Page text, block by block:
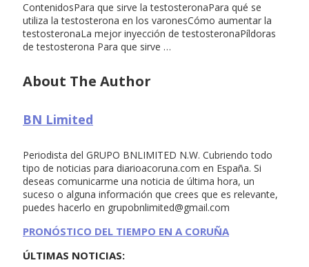
ContenidosPara que sirve la testosteronaPara qué se
utiliza la testosterona en los varonesCómo aumentar la
testosteronaLa mejor inyección de testosteronaPíldoras
de testosterona Para que sirve …
About The Author
BN Limited
Periodista del GRUPO BNLIMITED N.W. Cubriendo todo
tipo de noticias para diarioacoruna.com en España. Si
deseas comunicarme una noticia de última hora, un
suceso o alguna información que crees que es relevante,
puedes hacerlo en grupobnlimited@gmail.com
PRONÓSTICO DEL TIEMPO EN A CORUÑA
ÚLTIMAS NOTICIAS: